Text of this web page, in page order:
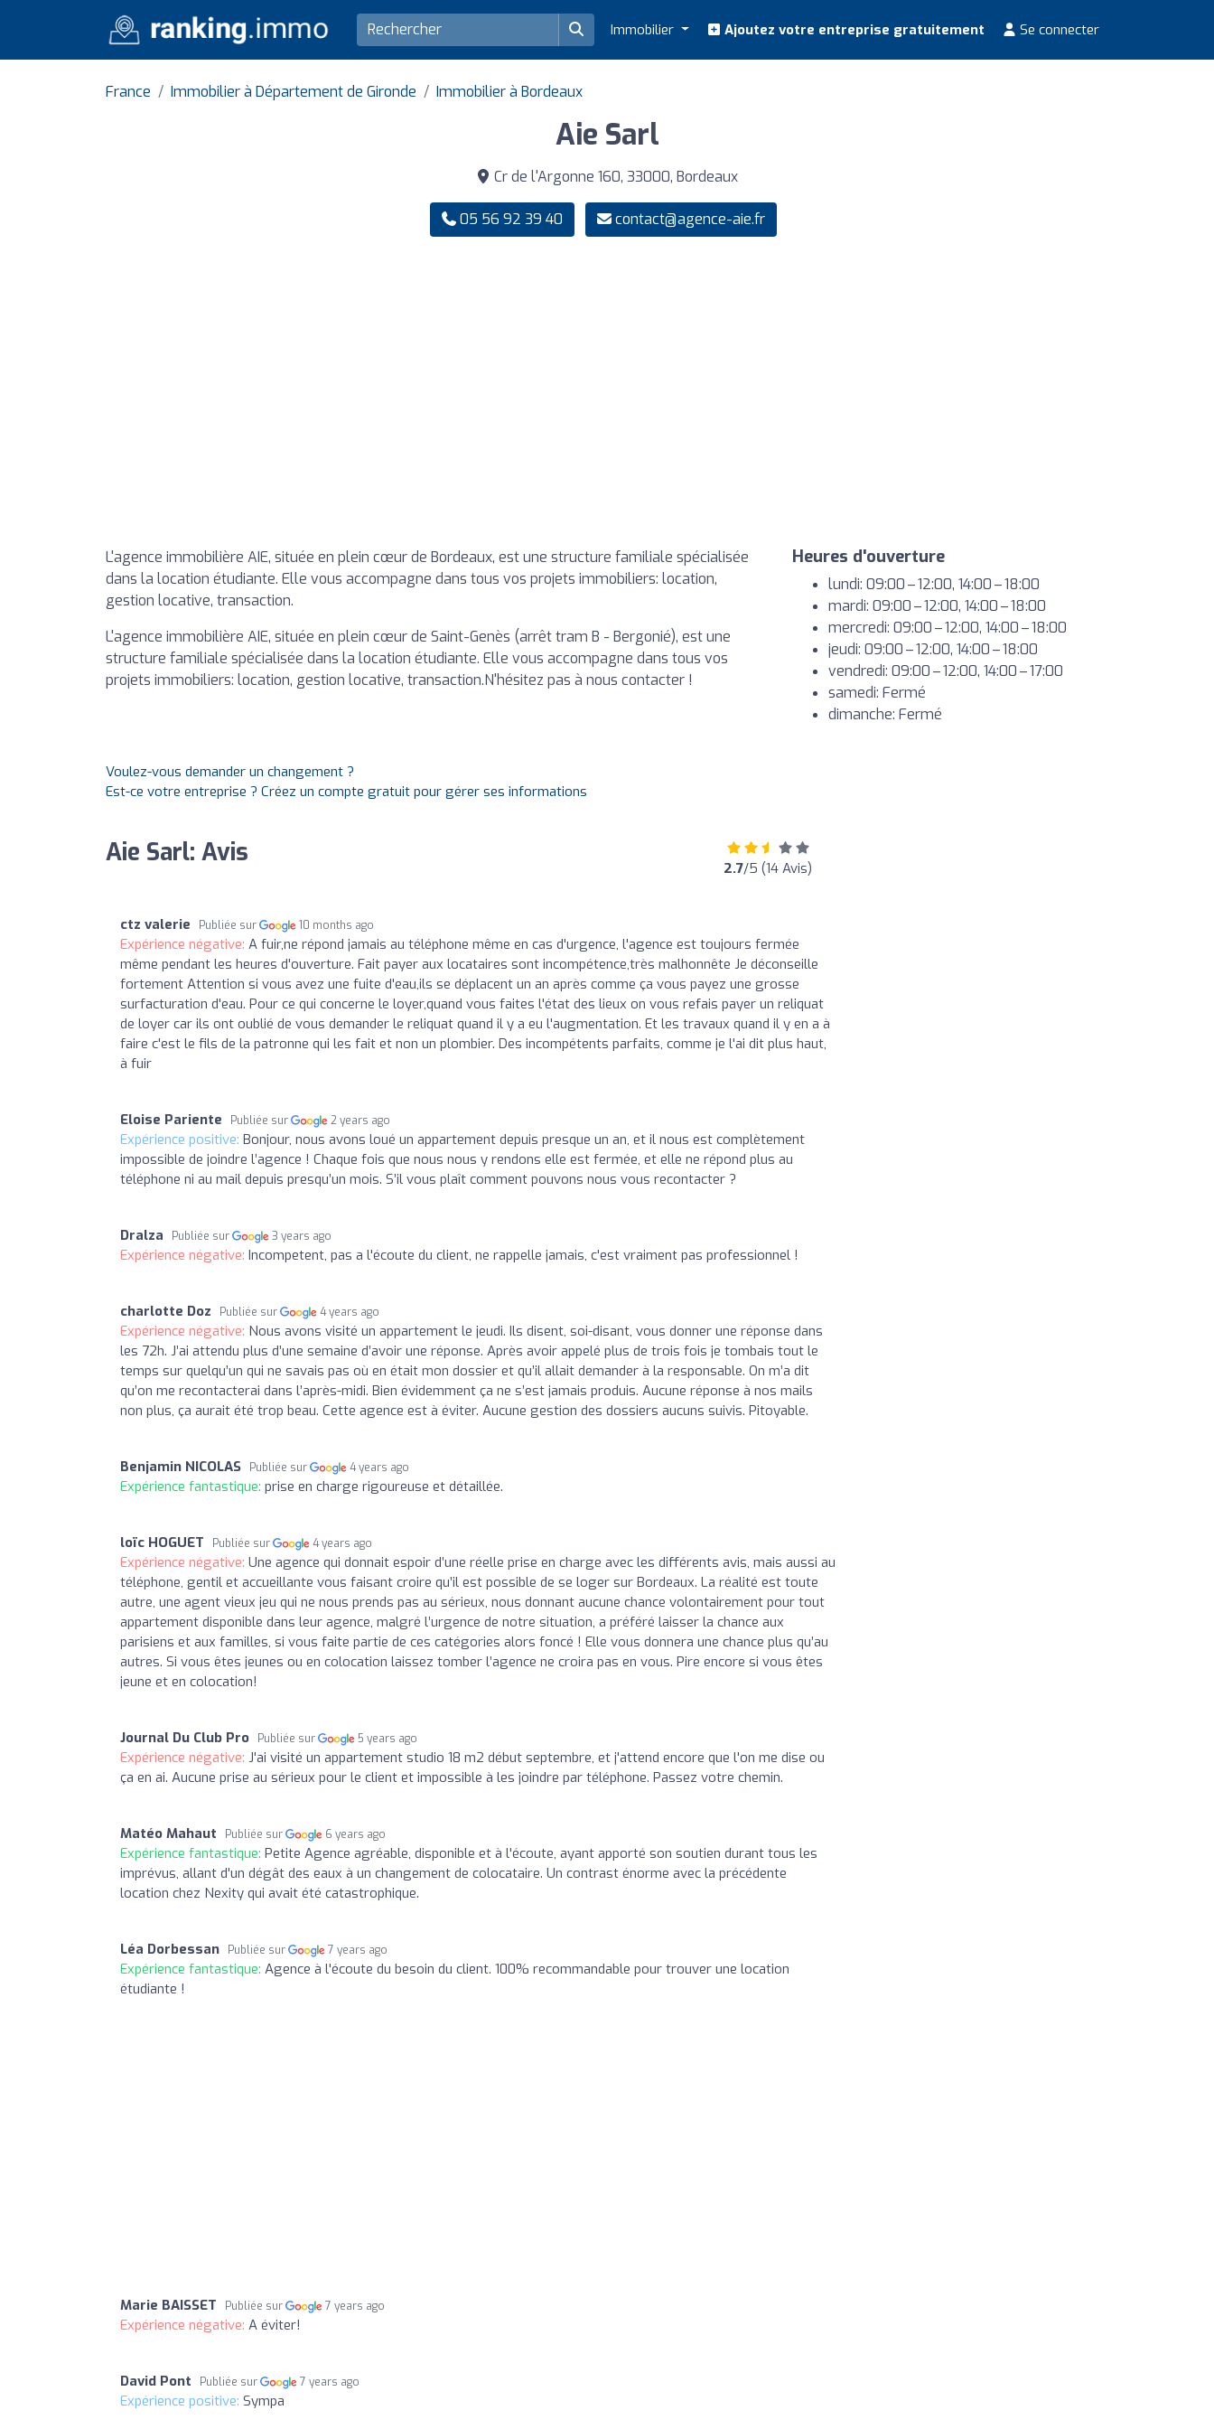
Immobilier Ajoutez votre entreprise gratuitement Se connecter
France Immobilier à Département de Gironde Immobilier à Bordeaux
Aie Sarl
Cr de l'Argonne 160, 33000, Bordeaux
05 56 92 39 40 contact@agence-aie.fr
L'agence immobilière AIE, située en plein cœur de Bordeaux, est une structure familiale spécialisée
dans la location étudiante. Elle vous accompagne dans tous vos projets immobiliers: location,
gestion locative, transaction.
L'agence immobilière AIE, située en plein cœur de Saint-Genès (arrêt tram B - Bergonié), est une
structure familiale spécialisée dans la location étudiante. Elle vous accompagne dans tous vos
projets immobiliers: location, gestion locative, transaction.N'hésitez pas à nous contacter !
Heures d'ouverture
lundi: 09:00 – 12:00, 14:00 – 18:00
mardi: 09:00 – 12:00, 14:00 – 18:00
mercredi: 09:00 – 12:00, 14:00 – 18:00
jeudi: 09:00 – 12:00, 14:00 – 18:00
vendredi: 09:00 – 12:00, 14:00 – 17:00
samedi: Fermé
dimanche: Fermé
Voulez-vous demander un changement ?
Est-ce votre entreprise ? Créez un compte gratuit pour gérer ses informations
Aie Sarl: Avis 2.7/5 (14 Avis)
ctz valerie Publiée sur 10 months ago
Expérience négative: A fuir,ne répond jamais au téléphone même en cas d'urgence, l'agence est toujours fermée
même pendant les heures d'ouverture. Fait payer aux locataires sont incompétence,très malhonnête Je déconseille
fortement Attention si vous avez une fuite d'eau,ils se déplacent un an après comme ça vous payez une grosse
surfacturation d'eau. Pour ce qui concerne le loyer,quand vous faites l'état des lieux on vous refais payer un reliquat
de loyer car ils ont oublié de vous demander le reliquat quand il y a eu l'augmentation. Et les travaux quand il y en a à
faire c'est le fils de la patronne qui les fait et non un plombier. Des incompétents parfaits, comme je l'ai dit plus haut,
à fuir
Eloise Pariente Publiée sur 2 years ago
Expérience positive: Bonjour, nous avons loué un appartement depuis presque un an, et il nous est complètement
impossible de joindre l’agence ! Chaque fois que nous nous y rendons elle est fermée, et elle ne répond plus au
téléphone ni au mail depuis presqu’un mois. S’il vous plaît comment pouvons nous vous recontacter ?
Dralza Publiée sur 3 years ago
Expérience négative: Incompetent, pas a l'écoute du client, ne rappelle jamais, c'est vraiment pas professionnel !
charlotte Doz Publiée sur 4 years ago
Expérience négative: Nous avons visité un appartement le jeudi. Ils disent, soi-disant, vous donner une réponse dans
les 72h. J’ai attendu plus d’une semaine d’avoir une réponse. Après avoir appelé plus de trois fois je tombais tout le
temps sur quelqu’un qui ne savais pas où en était mon dossier et qu’il allait demander à la responsable. On m’a dit
qu’on me recontacterai dans l’après-midi. Bien évidemment ça ne s’est jamais produis. Aucune réponse à nos mails
non plus, ça aurait été trop beau. Cette agence est à éviter. Aucune gestion des dossiers aucuns suivis. Pitoyable.
Benjamin NICOLAS Publiée sur 4 years ago
Expérience fantastique: prise en charge rigoureuse et détaillée.
loïc HOGUET Publiée sur 4 years ago
Expérience négative: Une agence qui donnait espoir d’une réelle prise en charge avec les différents avis, mais aussi au
téléphone, gentil et accueillante vous faisant croire qu’il est possible de se loger sur Bordeaux. La réalité est toute
autre, une agent vieux jeu qui ne nous prends pas au sérieux, nous donnant aucune chance volontairement pour tout
appartement disponible dans leur agence, malgré l’urgence de notre situation, a préféré laisser la chance aux
parisiens et aux familles, si vous faite partie de ces catégories alors foncé ! Elle vous donnera une chance plus qu’au
autres. Si vous êtes jeunes ou en colocation laissez tomber l’agence ne croira pas en vous. Pire encore si vous êtes
jeune et en colocation!
Journal Du Club Pro Publiée sur 5 years ago
Expérience négative: J'ai visité un appartement studio 18 m2 début septembre, et j'attend encore que l'on me dise ou
ça en ai. Aucune prise au sérieux pour le client et impossible à les joindre par téléphone. Passez votre chemin.
Matéo Mahaut Publiée sur 6 years ago
Expérience fantastique: Petite Agence agréable, disponible et à l'écoute, ayant apporté son soutien durant tous les
imprévus, allant d'un dégât des eaux à un changement de colocataire. Un contrast énorme avec la précédente
location chez Nexity qui avait été catastrophique.
Léa Dorbessan Publiée sur 7 years ago
Expérience fantastique: Agence à l'écoute du besoin du client. 100% recommandable pour trouver une location
étudiante !
Marie BAISSET Publiée sur 7 years ago
Expérience négative: A éviter!
David Pont Publiée sur 7 years ago
Expérience positive: Sympa